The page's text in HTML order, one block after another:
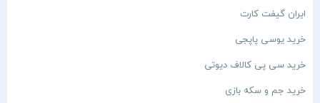
ایران گیفت کارت
خرید یوسی پاپجی
خرید سی پی کالاف دیوتی
خرید جم و سکه بازی